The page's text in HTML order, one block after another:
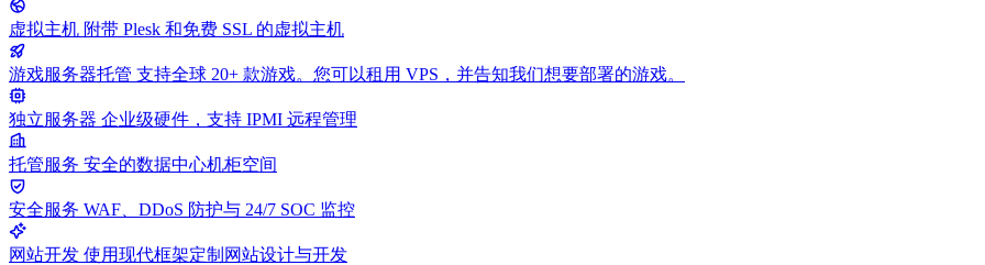
虚拟主机 附带 Plesk 和免费 SSL 的虚拟主机
游戏服务器托管 支持全球 20+ 款游戏。您可以租用 VPS，并告知我们想要部署的游戏。
独立服务器 企业级硬件，支持 IPMI 远程管理
托管服务 安全的数据中心机柜空间
安全服务 WAF、DDoS 防护与 24/7 SOC 监控
网站开发 使用现代框架定制网站设计与开发